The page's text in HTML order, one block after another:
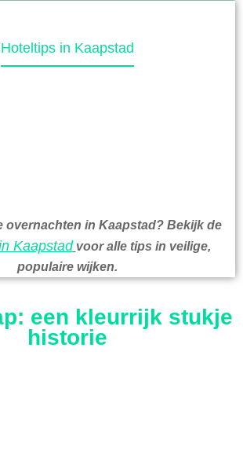
Hoteltips in Kaapstad
overnachten in Kaapstad? Bekijk de
Kaapstad voor alle tips in veilige,
populaire wijken.
een kleurrijk stukje
historie